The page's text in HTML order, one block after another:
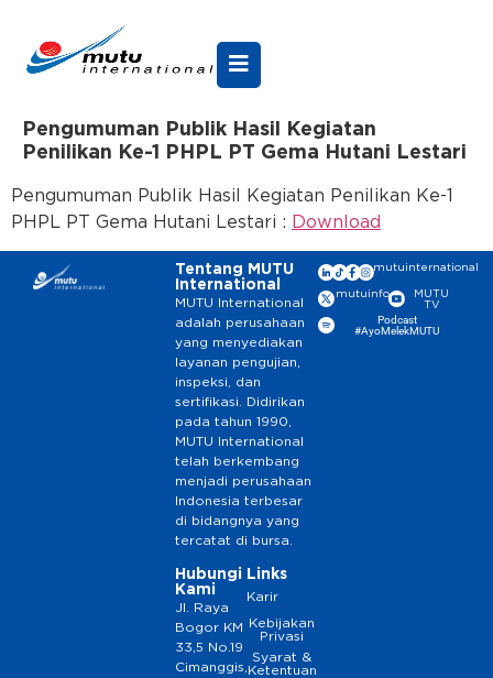
Pengumuman Publik Hasil Kegiatan
Penilikan Ke-1 PHPL PT Gema Hutani Lestari
Pengumuman Publik Hasil Kegiatan Penilikan Ke-1
PHPL PT Gema Hutani Lestari : Download
Tentang MUTU
International
MUTU International
adalah perusahaan
yang menyediakan
layanan pengujian,
inspeksi, dan
sertifikasi. Didirikan
pada tahun 1990,
MUTU International
telah berkembang
menjadi perusahaan
Indonesia terbesar
di bidangnya yang
tercatat di bursa.
Hubungi
Kami
Jl. Raya
Bogor KM
33,5 No.19
Cimanggis,
Links
Karir
Kebijakan
Privasi
Syarat &
Ketentuan
mutuinternational
mutuinfo
MUTU
TV
Podcast
#AyoMelekMUTU